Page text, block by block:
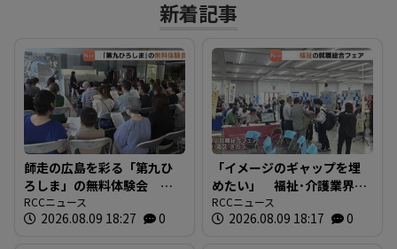
新着記事
師走の広島を彩る「第九ひ
ろしま」の無料体験会 指
揮者に沼尻竜典さん迎え
今年は12月20日に開催
RCCニュース
2026.08.09 18:27 0
「イメージのギャップを埋
めたい」 福祉･介護業界と
求職者つなぐ 福祉の就職
総合フェア 広島
RCCニュース
2026.08.09 18:17 0